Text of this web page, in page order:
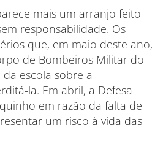
mais um arranjo feito
responsabilidade. Os
que, em maio deste ano,
de Bombeiros Militar do
escola sobre a
la. Em abril, a Defesa
em razão da falta de
um risco à vida das